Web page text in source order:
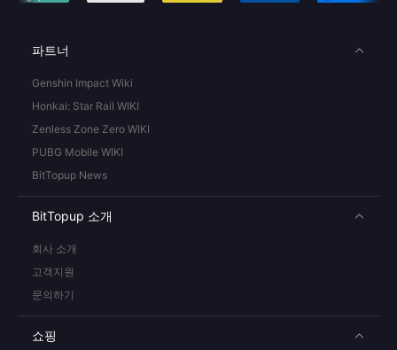
파트너
Genshin Impact Wiki
Honkai: Star Rail WIKI
Zenless Zone Zero WIKI
PUBG Mobile WIKI
BitTopup News
BitTopup 소개
회사 소개
고객지원
문의하기
쇼핑